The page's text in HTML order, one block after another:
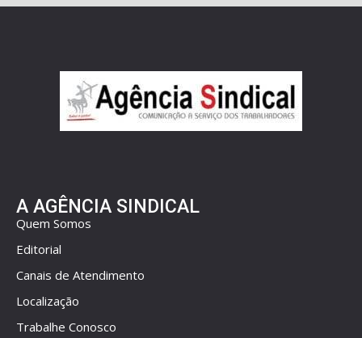
A AGÊNCIA SINDICAL
Quem Somos
Editorial
Canais de Atendimento
Localização
Trabalhe Conosco